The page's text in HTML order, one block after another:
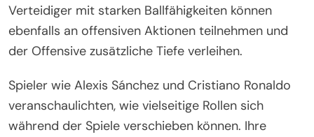
Verteidiger mit starken Ballfähigkeiten können
ebenfalls an offensiven Aktionen teilnehmen und
der Offensive zusätzliche Tiefe verleihen.
Spieler wie Alexis Sánchez und Cristiano Ronaldo
veranschaulichten, wie vielseitige Rollen sich
während der Spiele verschieben können. Ihre